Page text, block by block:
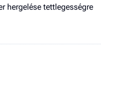
hergelése tettlegességre